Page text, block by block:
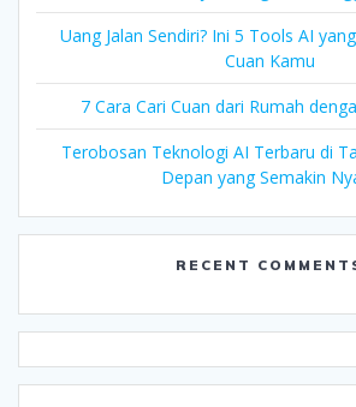
Uang Jalan Sendiri? Ini 5 Tools AI
Cuan Kamu
7 Cara Cari Cuan dari Rumah
Terobosan Teknologi AI Terbaru di
Depan yang Semakin
RECENT